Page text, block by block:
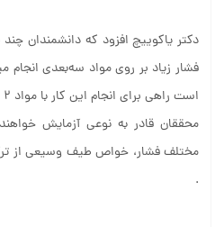
دکتر یاکوییچ افزود که دانشمندان
فشار زیاد بر روی مواد سه‌بعدی انجام
محققان قادر به نوعی آزمایش
.